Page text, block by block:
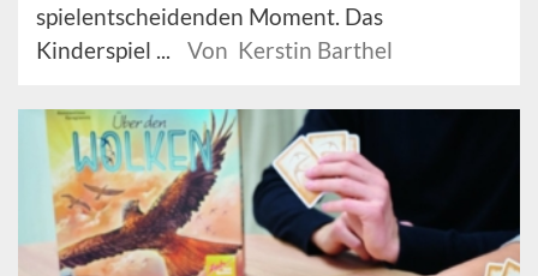
spielentscheidenden Moment. Das
Kinderspiel ...
Von Kerstin Barthel